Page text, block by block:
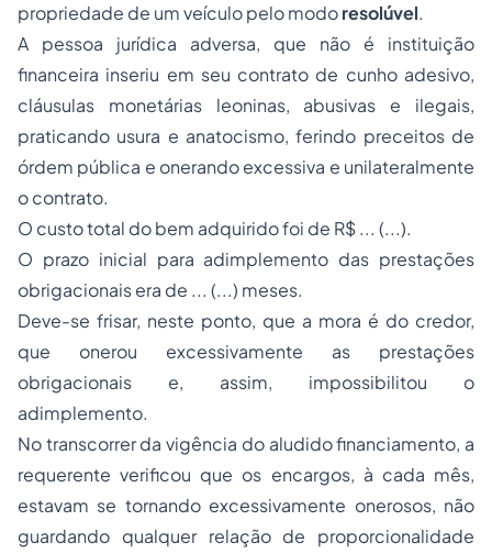
propriedade de um veículo pelo modoresolúvel.
A pessoa jurídica adversa, que não é instituição
financeira inseriu em seu contrato de cunho adesivo,
cláusulas monetárias leoninas, abusivas e ilegais,
praticando usura e anatocismo, ferindo preceitos de
órdem pública e onerando excessiva e unilateralmente
o contrato.
O custo total do bem adquirido foi de R$ ... (...).
O prazo inicial para adimplemento das prestações
obrigacionais era de ... (...) meses.
Deve-se frisar, neste ponto, que a mora é do credor,
que onerou excessivamente as prestações
obrigacionais e, assim, impossibilitou o
adimplemento.
No transcorrer da vigência do aludido financiamento, a
requerente verificou que os encargos, à cada mês,
estavam se tornando excessivamente onerosos, não
guardando qualquer relação de proporcionalidade